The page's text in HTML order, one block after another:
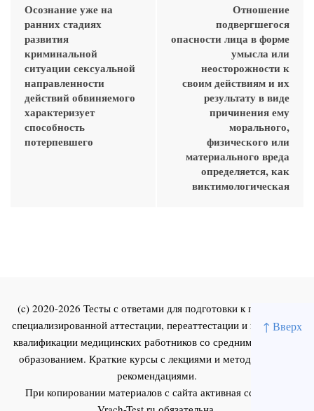
↑ Вверх
Осознание уже на
ранних стадиях
развития
криминальной
ситуации сексуальной
направленности
действий обвиняемого
характеризует
способность
потерпевшего
Отношение
подвергшегося
опасности лица в форме
умысла или
неосторожности к
своим действиям и их
результату в виде
причинения ему
морального,
физического или
материального вреда
определяется, как
виктимологическая
(c) 2020-2026 Тесты с ответами для подготовки к первичной
специализированной аттестации, переаттестации и повышения
квалификации медицинских работников со средним и высшим
образованием. Краткие курсы с лекциями и методическими
рекомендациями.
При копировании материалов с сайта активная ссылка на